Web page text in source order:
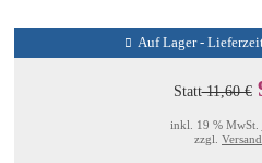
Auf Lager -
Statt11,60 €
inkl. 19 % MwSt.
zzgl.